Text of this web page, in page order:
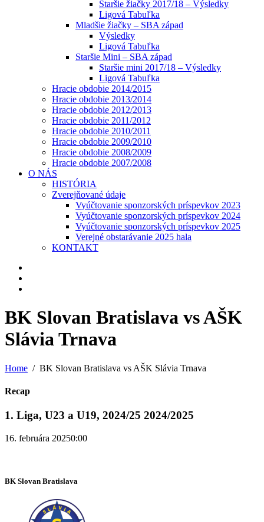
Staršie žiačky 2017/18 – Výsledky
Ligová Tabuľka
Mladšie žiačky – SBA západ
Výsledky
Ligová Tabuľka
Staršie Mini – SBA západ
Staršie mini 2017/18 – Výsledky
Ligová Tabuľka
Hracie obdobie 2014/2015
Hracie obdobie 2013/2014
Hracie obdobie 2012/2013
Hracie obdobie 2011/2012
Hracie obdobie 2010/2011
Hracie obdobie 2009/2010
Hracie obdobie 2008/2009
Hracie obdobie 2007/2008
O NÁS
HISTÓRIA
Zverejňované údaje
Vyúčtovanie sponzorských príspevkov 2023
Vyúčtovanie sponzorských príspevkov 2024
Vyúčtovanie sponzorských príspevkov 2025
Verejné obstarávanie 2025 hala
KONTAKT
BK Slovan Bratislava vs AŠK
Slávia Trnava
Home BK Slovan Bratislava vs AŠK Slávia Trnava
Recap
1. Liga, U23 a U19, 2024/25 2024/2025
16. februára 20250:00
BK Slovan Bratislava